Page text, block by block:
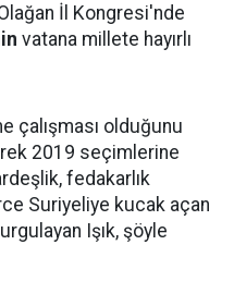
İl Kongresi'nde
vatana millete hayırlı
çalışması olduğunu
2019 seçimlerine
fedakarlık
Suriyeliye kucak açan
Işık, şöyle